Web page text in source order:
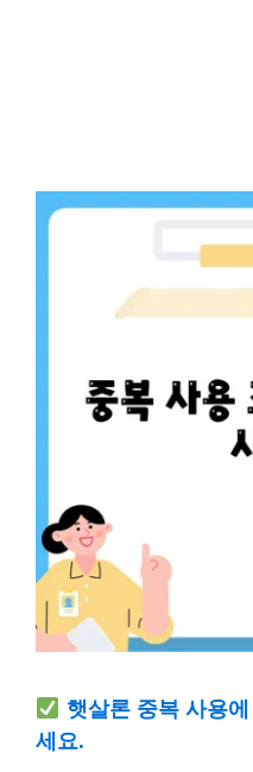
햇살론 중복 사용
세요.